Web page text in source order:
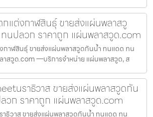
กแต่งกาฬสินธุ์ ขายส่งแผ่นพลาสวู
นปลวก ราคาถูก แผ่นพลาสวูด.com
กาฬสินธุ์ ขายส่งแผ่นพลาสวูดกันน้ำ ทนแดด ทน
าสวูด.com —บริการจำหน่าย แผ่นพลาสวูด, ส
นราธิวาส ขายส่งแผ่นพลาสวูดกัน
วก ราคาถูก แผ่นพลาสวูด.com
ธิวาส ขายส่งแผ่นพลาสวูดกันน้ำ ทนแดด ทน